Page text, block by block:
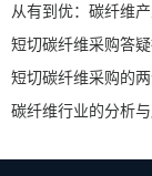
从有到优：碳纤维
短切碳纤维采购答
短切碳纤维采购的
碳纤维行业的分析